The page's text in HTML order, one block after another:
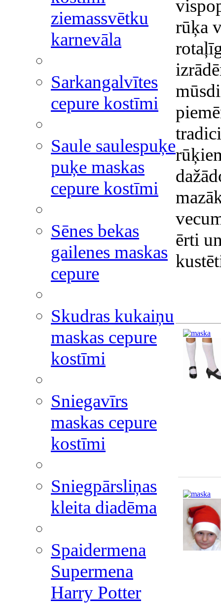
ziemassvētku
karnevāla
Sarkangalvītes
cepure kostīmi
Saule saulespuķe
puķe maskas
cepure kostīmi
Sēnes bekas
gailenes maskas
cepure
Skudras kukaiņu
maskas cepure
kostīmi
Sniegavīrs
maskas cepure
kostīmi
Sniegpārsliņas
kleita diadēma
Spaidermena
Supermena
Harry Potter
rūķa
ērti